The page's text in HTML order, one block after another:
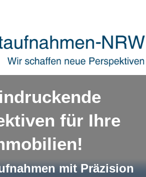
für Ihre
mit Präzision